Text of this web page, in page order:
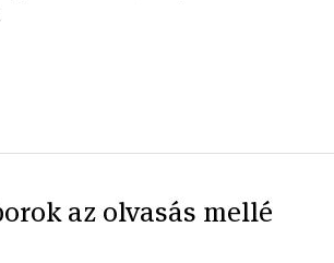
az olvasás mellé